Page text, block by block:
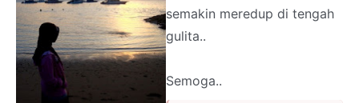
semakin meredup di tengah
gulita..
Semoga..